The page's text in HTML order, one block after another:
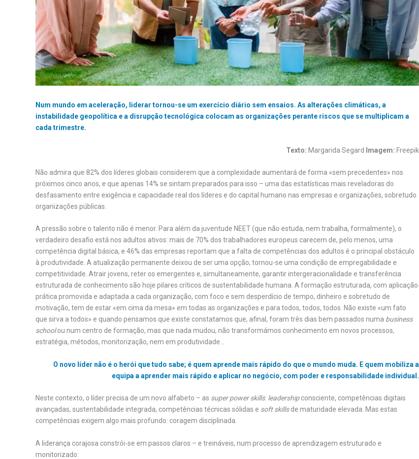
Num mundo em aceleração, liderar tornou-se um exercício diário sem ensaios. As alterações climáticas, a
instabilidade geopolítica e a disrupção tecnológica colocam as organizações perante riscos que se multiplicam a
cada trimestre.
Texto: Margarida Segard Imagem: Freepik
Não admira que 82% dos líderes globais considerem que a complexidade aumentará de forma «sem precedentes» nos
próximos cinco anos, e que apenas 14% se sintam preparados para isso – uma das estatísticas mais reveladoras do
desfasamento entre exigência e capacidade real dos líderes e do capital humano nas empresas e organizações, sobretudo
organizações públicas.
A pressão sobre o talento não é menor. Para além da juventude NEET (que não estuda, nem trabalha, formalmente), o
verdadeiro desafio está nos adultos ativos: mais de 70% dos trabalhadores europeus carecem de, pelo menos, uma
competência digital básica, e 46% das empresas reportam que a falta de competências dos adultos é o principal obstáculo
à produtividade. A atualização permanente deixou de ser uma opção; tornou-se uma condição de empregabilidade e
competitividade. Atrair jovens, reter os emergentes e, simultaneamente, garantir intergeracionalidade e transferência
estruturada de conhecimento são hoje pilares críticos de sustentabilidade humana. A formação estruturada, com aplicação
prática promovida e adaptada a cada organização, com foco e sem desperdício de tempo, dinheiro e sobretudo de
motivação, tem de estar «em cima da mesa» em todas as organizações e para todos, todos, todos. Não existe «um fato
que sirva a todos» e quando pensamos que existe constatamos que, afinal, foram três dias bem passados numa business
schoolou num centro de formação, mas que nada mudou, não transformámos conhecimento em novos processos,
estratégia, métodos, monitorização, nem em produtividade…
O novo líder não é o herói que tudo sabe; é quem aprende mais rápido do que o mundo muda. E quem mobiliza a
equipa a aprender mais rápido e aplicar no negócio, com poder e responsabilidade individual.
Neste contexto, o líder precisa de um novo alfabeto – as super power skills: leadershipconsciente, competências digitais
avançadas, sustentabilidade integrada, competências técnicas sólidas e soft skillsde maturidade elevada. Mas estas
competências exigem algo mais profundo: coragem disciplinada.
A liderança corajosa constrói-se em passos claros – e treináveis, num processo de aprendizagem estruturado e
monitorizado: